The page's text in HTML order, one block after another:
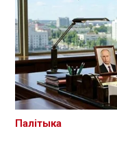
Палітыка